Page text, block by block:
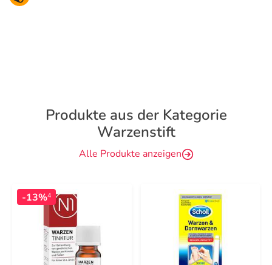
Produkte aus der Kategorie
Warzenstift
Alle Produkte anzeigen
-13%4